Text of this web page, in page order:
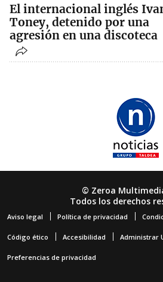
El internacional inglés
Toney, detenido por una
agresión en una discoteca
© Zeroa
Todos los derechos
Aviso legal Política de privacidad
Código ético Accesibilidad Administrar
Preferencias de privacidad